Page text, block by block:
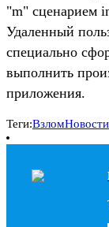
"m" сценарием
Удаленный
специально
выполнить
приложения.
Теги:ВзломНовости